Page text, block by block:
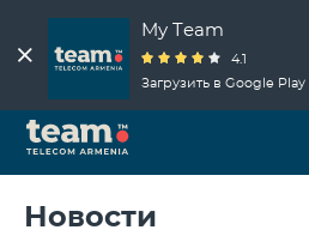
My Team
4.1
Загрузить в Google Play
Новости